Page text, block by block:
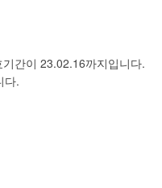
간이 23.02.16까지입니다.
다.